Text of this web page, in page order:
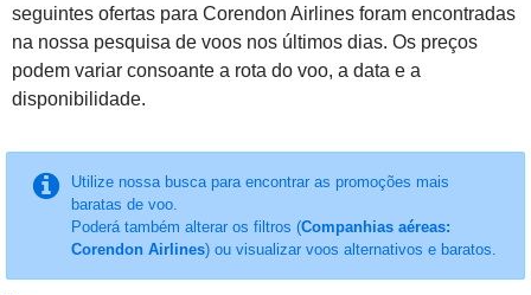
seguintes ofertas para Corendon Airlines foram encontradas
na nossa pesquisa de voos nos últimos dias. Os preços
podem variar consoante a rota do voo, a data e a
disponibilidade.
Utilize nossa busca para encontrar as promoções mais
baratas de voo.
Poderá também alterar os filtros (Companhias aéreas:
Corendon Airlines) ou visualizar voos alternativos e baratos.